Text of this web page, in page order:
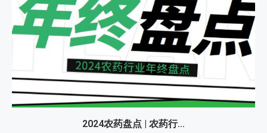
2024农药盘点 | 农药行...